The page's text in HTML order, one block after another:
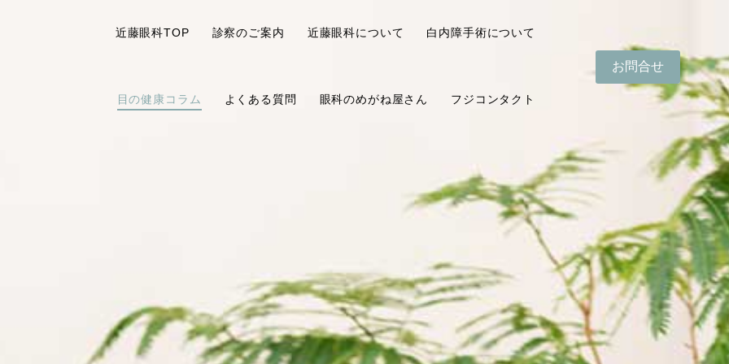
近藤眼科TOP 診察のご案内 近藤眼科について 白内障手術について
目の健康コラム よくある質問 眼科のめがね屋さん フジコンタクト
お問合せ